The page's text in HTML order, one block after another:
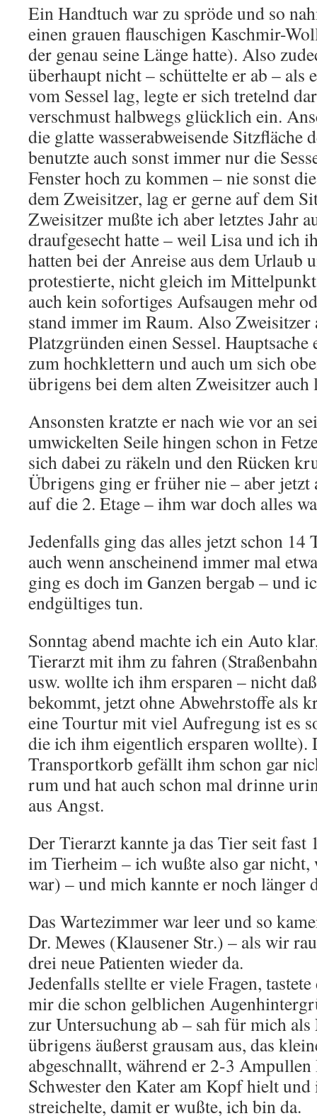
Ein Handtuch war zu spröde und so
einen grauen flauschigen Kaschmir-
der genau seine Länge hatte). Also
überhaupt nicht – schüttelte er ab – als
vom Sessel lag, legte er sich tretelnd
verschmust halbwegs glücklich ein.
die glatte wasserabweisende Sitzfläche
benutzte auch sonst immer nur die
Fenster hoch zu kommen – nie sonst
dem Zweisitzer, lag er gerne auf dem
Zweisitzer mußte ich aber letztes Jahr
draufgesecht hatte – weil Lisa und ich
hatten bei der Anreise aus dem Urlaub
protestierte, nicht gleich im
auch kein sofortiges Aufsaugen mehr
stand immer im Raum. Also Zweisitzer
Platzgründen einen Sessel.
zum hochklettern und auch um sich
übrigens bei dem alten Zweisitzer auch
Ansonsten kratzte er nach wie vor an
umwickelten Seile hingen schon in
sich dabei zu räkeln und den Rücken
Übrigens ging er früher nie – aber jetzt
auf die 2. Etage – ihm war doch alles
Jedenfalls ging das alles jetzt schon 14
auch wenn anscheinend immer mal
ging es doch im Ganzen bergab – und
endgültiges tun.
Sonntag abend machte ich ein Auto
Tierarzt mit ihm zu fahren
usw. wollte ich ihm ersparen – nicht
bekommt, jetzt ohne Abwehrstoffe als
eine Tourtur mit viel Aufregung ist es
die ich ihm eigentlich ersparen wollte).
Transportkorb gefällt ihm schon gar
rum und hat auch schon mal drinne
aus Angst.
Der Tierarzt kannte ja das Tier seit fast
im Tierheim – ich wußte also gar nicht,
war) – und mich kannte er noch länger
Das Wartezimmer war leer und so
Dr. Mewes (Klausener Str.) – als wir
drei neue Patienten wieder da.
Jedenfalls stellte er viele Fragen,
mir die schon gelblichen
zur Untersuchung ab – sah für mich
übrigens äußerst grausam aus, das
abgeschnallt, während er 2-3
Schwester den Kater am Kopf hielt
streichelte, damit er wußte, ich bin da.